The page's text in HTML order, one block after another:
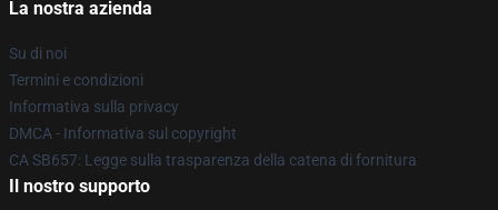
La nostra azienda
Su di noi
Termini e condizioni
Informativa sulla privacy
DMCA - Informativa sul copyright
CA SB657: Legge sulla trasparenza della catena di fornitura
Il nostro supporto